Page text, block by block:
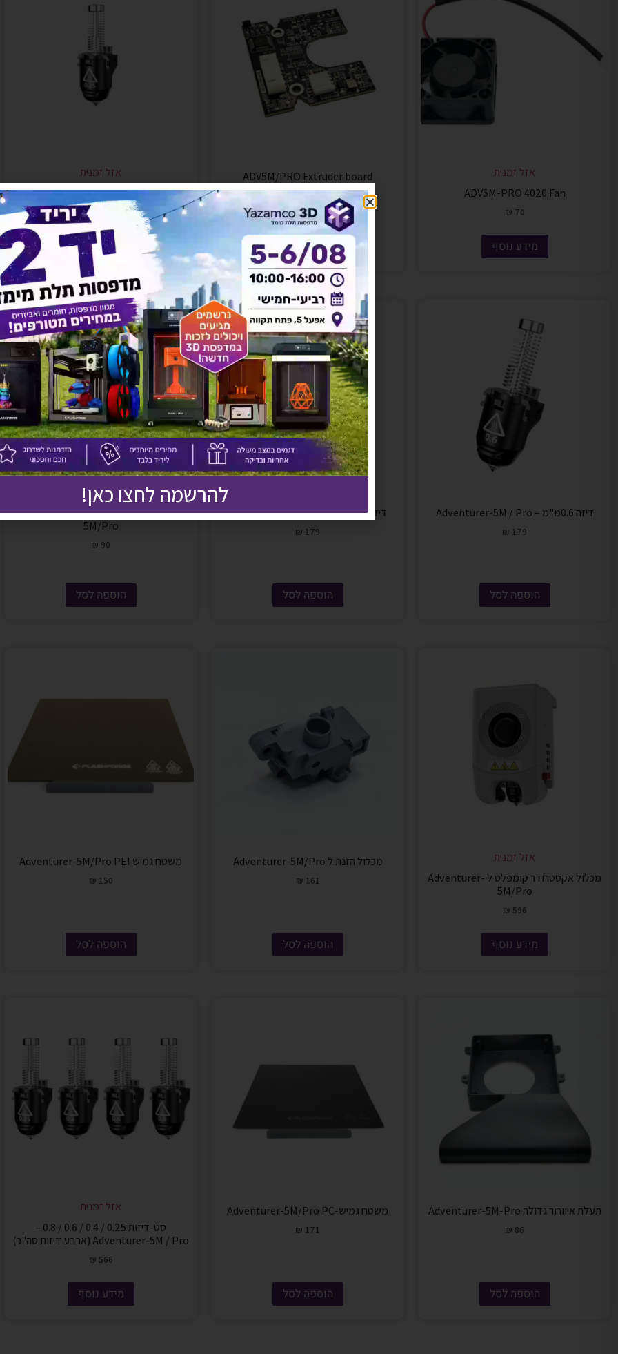
אזל זמנית
ADV5M-PRO 4020 Fan
₪ 70
מידע נוסף
ADV5M/PRO Extruder board
הוספה לסל
אזל זמנית
דיזה 0.25מ"מ – Adventurer-5M / Pro
₪
מידע נוסף
דיזה 0.6מ"מ – Adventurer-5M / Pro
₪ 179
הוספה לסל
דיזה 0.8מ"מ – Adventurer-5M / Pro
₪ 179
הוספה לסל
זוג-מסננים HEPA-FILTER ל-Adventurer-
5M/Pro
₪ 90
הוספה לסל
אזל זמנית
מכלול אקסטרודר קומפלט ל Adventurer-
5M/Pro
₪ 596
מידע נוסף
מכלול הזנת ל Adventurer-5M/Pro
₪ 161
הוספה לסל
משטח גמיש Adventurer-5M/Pro PEI
₪ 150
הוספה לסל
תעלת איוורור גדולה Adventurer-5M-Pro
₪ 86
הוספה לסל
משטח גמיש-Adventurer-5M/Pro PC
₪ 171
הוספה לסל
אזל זמנית
סט-דיזות 0.25 / 0.4 / 0.6 / 0.8 –
Adventurer-5M / Pro (ארבע דיזות סה"כ)
₪ 566
מידע נוסף
להרשמה לחצו כאן!